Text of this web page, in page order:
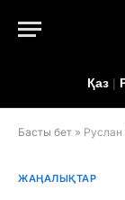
Қаз |
Басты бет »
ЖАҢАЛЫҚТАР